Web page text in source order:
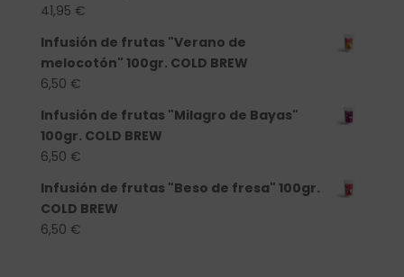
41,95 €
Infusión de frutas "Verano de
melocotón" 100gr. COLD BREW
6,50 €
Infusión de frutas "Milagro de Bayas"
100gr. COLD BREW
6,50 €
Infusión de frutas "Beso de fresa" 100gr.
COLD BREW
6,50 €